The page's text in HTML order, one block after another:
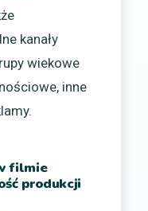
kanały
wiekowe
inne
filmie
produkcji